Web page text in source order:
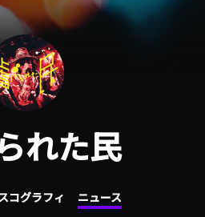
プラン
ポート
用の流れ
ある質問
れた民
コグラフィ ニュース